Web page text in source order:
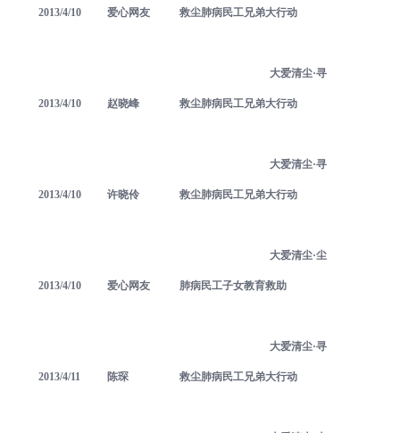
2013/4/10 爱心网友 救尘肺病民工兄弟大行动
2013/4/10 赵晓峰
大爱清尘·寻
救尘肺病民工兄弟大行动
2013/4/10 许晓伶
大爱清尘·寻
救尘肺病民工兄弟大行动
2013/4/10 爱心网友
大爱清尘·尘
肺病民工子女教育救助
2013/4/11 陈琛
大爱清尘·寻
救尘肺病民工兄弟大行动